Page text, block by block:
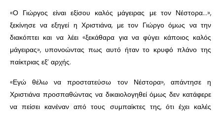
«Ο Γιώργος είναι εξίσου καλός μάγειρας με τον Νέστορα…»,
ξεκίνησε να εξηγεί η Χριστιάνα, με τον Γιώργο όμως να την
διακόπτει και να λέει «ξεκάθαρα για να φύγει κάποιος καλός
μάγειρας», υπονοώντας πως αυτό ήταν το κρυφό πλάνο της
παίκτριας εξ’ αρχής.
«Εγώ θέλω να προστατεύσω τον Νέστορα», απάντησε η
Χριστιάνα προσπαθώντας να δικαιολογηθεί όμως δεν κατάφερε
να πείσει κανέναν από τους συμπαίκτες της, ότι έχει καλές